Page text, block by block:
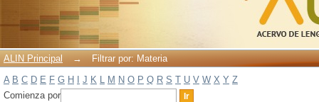
ALIN Principal →
Filtrar por: Materia
A B C D E F G H J K L M N O P Q R S T U V W X Y Z
Comienza por